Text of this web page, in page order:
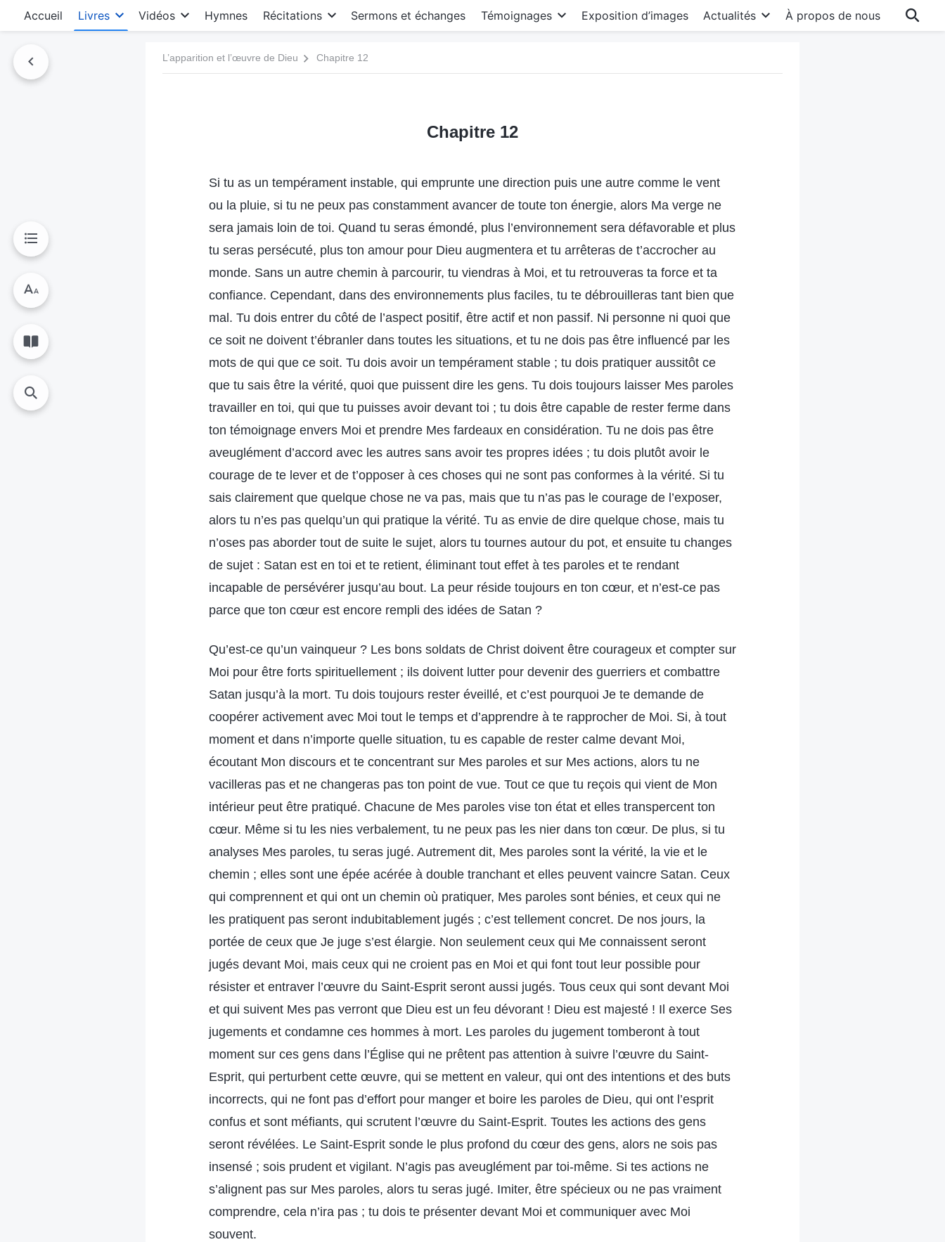
Accueil Livres Vidéos Hymnes Récitations Sermons et échanges Témoignages Exposition d’images Actualités À propos de nous
L’apparition et l’œuvre de Dieu Chapitre 12
Chapitre 12
Si tu as un tempérament instable, qui emprunte une direction puis une autre comme le vent
ou la pluie, si tu ne peux pas constamment avancer de toute ton énergie, alors Ma verge ne
sera jamais loin de toi. Quand tu seras émondé, plus l’environnement sera défavorable et plus
tu seras persécuté, plus ton amour pour Dieu augmentera et tu arrêteras de t’accrocher au
monde. Sans un autre chemin à parcourir, tu viendras à Moi, et tu retrouveras ta force et ta
confiance. Cependant, dans des environnements plus faciles, tu te débrouilleras tant bien que
mal. Tu dois entrer du côté de l’aspect positif, être actif et non passif. Ni personne ni quoi que
ce soit ne doivent t’ébranler dans toutes les situations, et tu ne dois pas être influencé par les
mots de qui que ce soit. Tu dois avoir un tempérament stable ; tu dois pratiquer aussitôt ce
que tu sais être la vérité, quoi que puissent dire les gens. Tu dois toujours laisser Mes paroles
travailler en toi, qui que tu puisses avoir devant toi ; tu dois être capable de rester ferme dans
ton témoignage envers Moi et prendre Mes fardeaux en considération. Tu ne dois pas être
aveuglément d’accord avec les autres sans avoir tes propres idées ; tu dois plutôt avoir le
courage de te lever et de t’opposer à ces choses qui ne sont pas conformes à la vérité. Si tu
sais clairement que quelque chose ne va pas, mais que tu n’as pas le courage de l’exposer,
alors tu n’es pas quelqu’un qui pratique la vérité. Tu as envie de dire quelque chose, mais tu
n’oses pas aborder tout de suite le sujet, alors tu tournes autour du pot, et ensuite tu changes
de sujet : Satan est en toi et te retient, éliminant tout effet à tes paroles et te rendant
incapable de persévérer jusqu’au bout. La peur réside toujours en ton cœur, et n’est-ce pas
parce que ton cœur est encore rempli des idées de Satan ?
Qu’est-ce qu’un vainqueur ? Les bons soldats de Christ doivent être courageux et compter sur
Moi pour être forts spirituellement ; ils doivent lutter pour devenir des guerriers et combattre
Satan jusqu’à la mort. Tu dois toujours rester éveillé, et c’est pourquoi Je te demande de
coopérer activement avec Moi tout le temps et d’apprendre à te rapprocher de Moi. Si, à tout
moment et dans n’importe quelle situation, tu es capable de rester calme devant Moi,
écoutant Mon discours et te concentrant sur Mes paroles et sur Mes actions, alors tu ne
vacilleras pas et ne changeras pas ton point de vue. Tout ce que tu reçois qui vient de Mon
intérieur peut être pratiqué. Chacune de Mes paroles vise ton état et elles transpercent ton
cœur. Même si tu les nies verbalement, tu ne peux pas les nier dans ton cœur. De plus, si tu
analyses Mes paroles, tu seras jugé. Autrement dit, Mes paroles sont la vérité, la vie et le
chemin ; elles sont une épée acérée à double tranchant et elles peuvent vaincre Satan. Ceux
qui comprennent et qui ont un chemin où pratiquer, Mes paroles sont bénies, et ceux qui ne
les pratiquent pas seront indubitablement jugés ; c’est tellement concret. De nos jours, la
portée de ceux que Je juge s’est élargie. Non seulement ceux qui Me connaissent seront
jugés devant Moi, mais ceux qui ne croient pas en Moi et qui font tout leur possible pour
résister et entraver l’œuvre du Saint-Esprit seront aussi jugés. Tous ceux qui sont devant Moi
et qui suivent Mes pas verront que Dieu est un feu dévorant ! Dieu est majesté ! Il exerce Ses
jugements et condamne ces hommes à mort. Les paroles du jugement tomberont à tout
moment sur ces gens dans l’Église qui ne prêtent pas attention à suivre l’œuvre du Saint-
Esprit, qui perturbent cette œuvre, qui se mettent en valeur, qui ont des intentions et des buts
incorrects, qui ne font pas d’effort pour manger et boire les paroles de Dieu, qui ont l’esprit
confus et sont méfiants, qui scrutent l’œuvre du Saint-Esprit. Toutes les actions des gens
seront révélées. Le Saint-Esprit sonde le plus profond du cœur des gens, alors ne sois pas
insensé ; sois prudent et vigilant. N’agis pas aveuglément par toi-même. Si tes actions ne
s’alignent pas sur Mes paroles, alors tu seras jugé. Imiter, être spécieux ou ne pas vraiment
comprendre, cela n’ira pas ; tu dois te présenter devant Moi et communiquer avec Moi
souvent.